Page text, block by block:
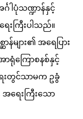
ါပုံသဏ္ဍာန်နှင့်
ကြီးပါသည်။
ျား၏ အရေပြား
ာရုံကြောစနစ်နှင့်
ေးတွင်သာမက ဥခွံ
ေးကြီးသော